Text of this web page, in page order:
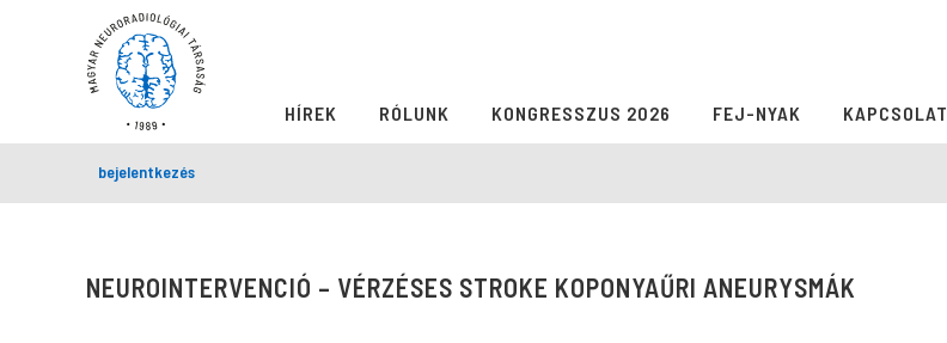
HÍREK RÓLUNK KONGRESSZUS 2026 FEJ-NYAK KAPCSOLAT
bejelentkezés
NEUROINTERVENCIÓ – VÉRZÉSES STROKE KOPONYAŰRI ANEURYSMÁK